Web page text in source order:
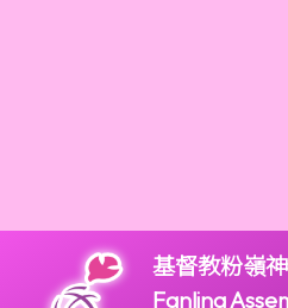
基督教粉嶺
Fanling